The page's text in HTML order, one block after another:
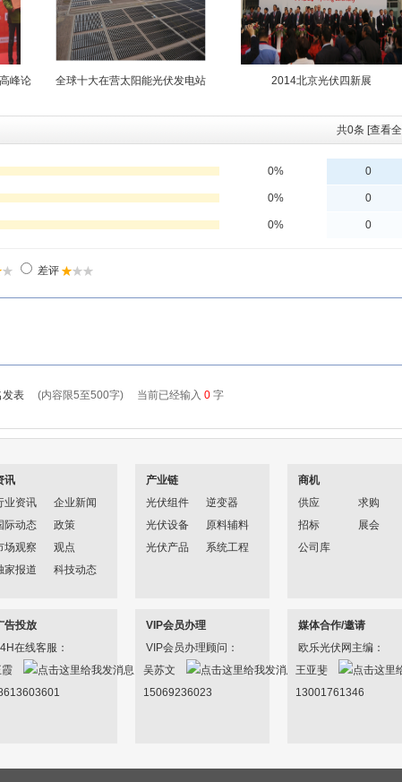
峰论
全球十大在营太阳能光伏发电站 2014北京光伏四新展
共0条 [查看
讯
业资讯
企业新闻
际动态
政策
场观察
观点
家报道
科技动态
产业链
光伏组件
逆变器
光伏设备
原料辅料
光伏产品
系统工程
商机
供应
求购
招标
展会
公司库
告投放
在线客服：
VIP会员办理
VIP会员办理顾问：
吴苏文
15069236023
媒体合作/邀请
欧乐光伏网主编：
王亚斐
13001761346